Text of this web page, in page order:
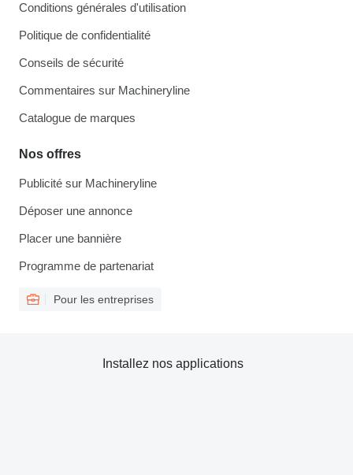
Conditions générales d'utilisation
Politique de confidentialité
Conseils de sécurité
Commentaires sur Machineryline
Catalogue de marques
Nos offres
Publicité sur Machineryline
Déposer une annonce
Placer une bannière
Programme de partenariat
Pour les entreprises
Installez nos applications